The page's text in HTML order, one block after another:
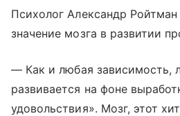
Психолог Александр
значение мозга в развитии
— Как и любая зависимость,
развивается на фоне
удовольствия». Мозг, этот